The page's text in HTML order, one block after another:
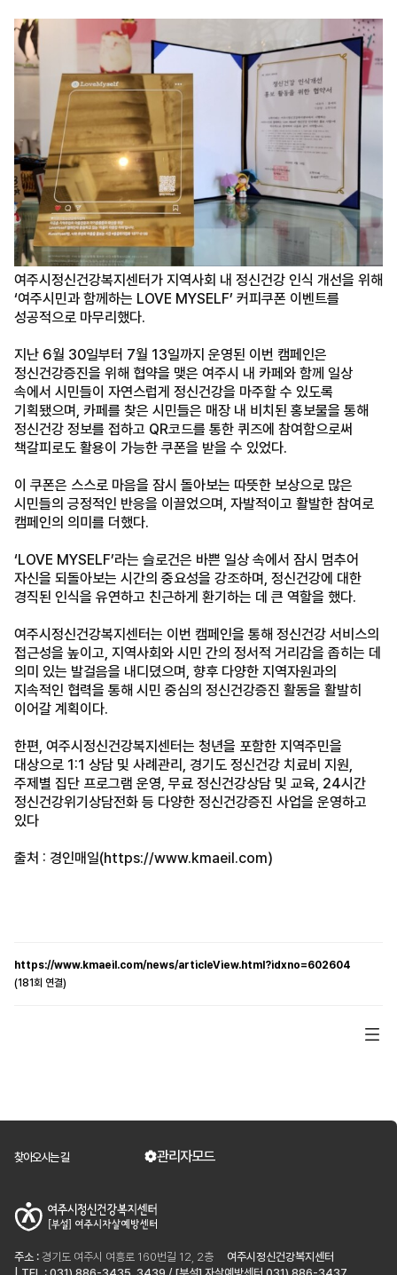
여주시정신건강복지센터가 지역사회 내 정신건강 인식 개선을 위해
‘여주시민과 함께하는 LOVE MYSELF’ 커피쿠폰 이벤트를
성공적으로 마무리했다.
지난 6월 30일부터 7월 13일까지 운영된 이번 캠페인은
정신건강증진을 위해 협약을 맺은 여주시 내 카페와 함께 일상
속에서 시민들이 자연스럽게 정신건강을 마주할 수 있도록
기획됐으며, 카페를 찾은 시민들은 매장 내 비치된 홍보물을 통해
정신건강 정보를 접하고 QR코드를 통한 퀴즈에 참여함으로써
책갈피로도 활용이 가능한 쿠폰을 받을 수 있었다.
이 쿠폰은 스스로 마음을 잠시 돌아보는 따뜻한 보상으로 많은
시민들의 긍정적인 반응을 이끌었으며, 자발적이고 활발한 참여로
캠페인의 의미를 더했다.
‘LOVE MYSELF’라는 슬로건은 바쁜 일상 속에서 잠시 멈추어
자신을 되돌아보는 시간의 중요성을 강조하며, 정신건강에 대한
경직된 인식을 유연하고 친근하게 환기하는 데 큰 역할을 했다.
여주시정신건강복지센터는 이번 캠페인을 통해 정신건강 서비스의
접근성을 높이고, 지역사회와 시민 간의 정서적 거리감을 좁히는 데
의미 있는 발걸음을 내디뎠으며, 향후 다양한 지역자원과의
지속적인 협력을 통해 시민 중심의 정신건강증진 활동을 활발히
이어갈 계획이다.
한편, 여주시정신건강복지센터는 청년을 포함한 지역주민을
대상으로 1:1 상담 및 사례관리, 경기도 정신건강 치료비 지원,
주제별 집단 프로그램 운영, 무료 정신건강상담 및 교육, 24시간
정신건강위기상담전화 등 다양한 정신건강증진 사업을 운영하고
있다
출처 : 경인매일(https://www.kmaeil.com)
https://www.kmaeil.com/news/articleView.html?idxno=602604
(181회 연결)
찾아오시는 길 관리자모드
주소 : 경기도 여주시 여흥로 160번길 12, 2층
여주시정신건강복지센터